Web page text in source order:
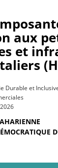
aux
et
Durable et